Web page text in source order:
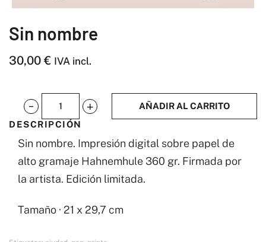
Sin nombre
30,00€ IVA incl.
Sin
nombre
cantidad
AÑADIR AL CARRITO
DESCRIPCIÓN
Sin nombre. Impresión digital sobre papel de
alto gramaje Hahnemhule 360 gr. Firmada por
la artista. Edición limitada.
Tamaño · 21 x 29,7 cm